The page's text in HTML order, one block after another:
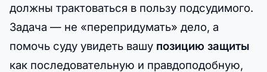
должны трактоваться в пользу подсудимого.
Задача — не «перепридумать» дело, а
помочь суду увидеть вашу позицию защиты
как последовательную и правдоподобную,